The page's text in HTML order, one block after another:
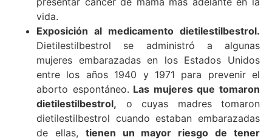
vida.
Exposición al medicamento dietilestilbestrol.
Dietilestilbestrol se administró a algunas
mujeres embarazadas en los Estados Unidos
entre los años 1940 y 1971 para prevenir el
aborto espontáneo. Las mujeres que tomaron
dietilestilbestrol, o cuyas madres tomaron
dietilestilbestrol cuando estaban embarazadas
de ellas, tienen un mayor riesgo de tener